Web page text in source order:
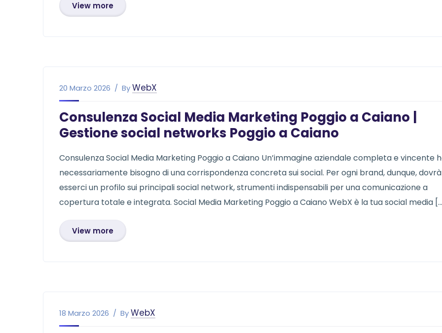
View more
20 Marzo 2026 ByWebX
Consulenza Social Media Marketing Poggio a Caiano |
Gestione social networks Poggio a Caiano
Consulenza Social Media Marketing Poggio a Caiano Un’immagine aziendale completa e vincente
necessariamente bisogno di una corrispondenza concreta sui social. Per ogni brand, dunque, dovrà
esserci un profilo sui principali social network, strumenti indispensabili per una comunicazione a
copertura totale e integrata. Social Media Marketing Poggio a Caiano WebX è la tua social media
View more
18 Marzo 2026 ByWebX